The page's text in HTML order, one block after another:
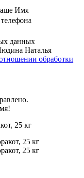
Имя
данных
Наталья
обработки
25 кг